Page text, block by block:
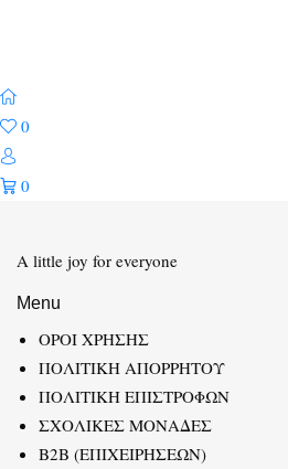
0
0
A little joy for everyone
Menu
ΟΡΟΙ ΧΡΗΣΗΣ
ΠΟΛΙΤΙΚΗ ΑΠΟΡΡΗΤΟΥ
ΠΟΛΙΤΙΚΗ ΕΠΙΣΤΡΟΦΩΝ
ΣΧΟΛΙΚΕΣ ΜΟΝΑΔΕΣ
B2B (ΕΠΙΧΕΙΡΗΣΕΩΝ)